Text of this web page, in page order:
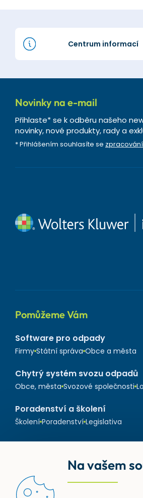
Centrum informací
Novinky na e-mail
Přihlaste* se k odběru našeho
novinky, nové produkty, rady a
* Přihlášením souhlasíte se
Pomůžeme Vám
Software pro odpady
Firmy Státní správa Obce a města
Chytrý systém svozu odpadů
Obce, města Svozové společnosti
Poradenství a školení
Školení Poradenství Legislativa
Na vašem